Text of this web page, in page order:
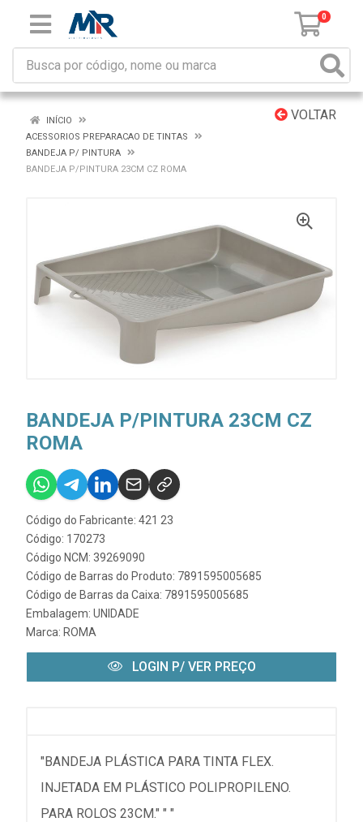
0
VOLTAR
INÍCIO
ACESSORIOS PREPARACAO DE TINTAS
BANDEJA P/ PINTURA
BANDEJA P/PINTURA 23CM CZ ROMA
BANDEJA P/PINTURA 23CM CZ
ROMA
Código do Fabricante: 421 23
Código: 170273
Código NCM: 39269090
Código de Barras do Produto: 7891595005685
Código de Barras da Caixa: 7891595005685
Embalagem: UNIDADE
Marca: ROMA
LOGIN P/ VER PREÇO
"BANDEJA PLÁSTICA PARA TINTA FLEX.
INJETADA EM PLÁSTICO POLIPROPILENO.
PARA ROLOS 23CM." " "